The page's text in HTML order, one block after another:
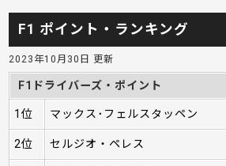
F1 ポイント・ランキング
2023年10月30日 更新
F1ドライバーズ・ポイント
1位 マックス･フェルスタッペン
2位 セルジオ・ペレス